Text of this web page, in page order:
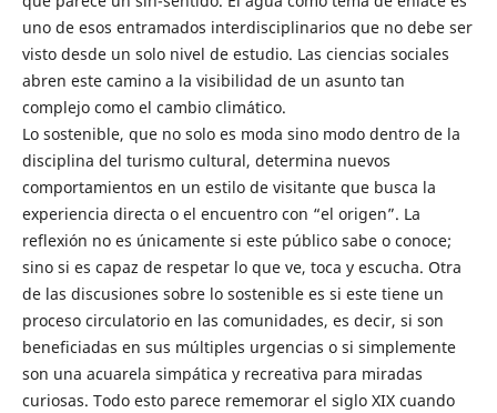
uno de esos entramados interdisciplinarios que no debe ser
visto desde un solo nivel de estudio. Las ciencias sociales
abren este camino a la visibilidad de un asunto tan
complejo como el cambio climático.
Lo sostenible, que no solo es moda sino modo dentro de la
disciplina del turismo cultural, determina nuevos
comportamientos en un estilo de visitante que busca la
experiencia directa o el encuentro con “el origen”. La
reflexión no es únicamente si este público sabe o conoce;
sino si es capaz de respetar lo que ve, toca y escucha. Otra
de las discusiones sobre lo sostenible es si este tiene un
proceso circulatorio en las comunidades, es decir, si son
beneficiadas en sus múltiples urgencias o si simplemente
son una acuarela simpática y recreativa para miradas
curiosas. Todo esto parece rememorar el siglo XIX cuando